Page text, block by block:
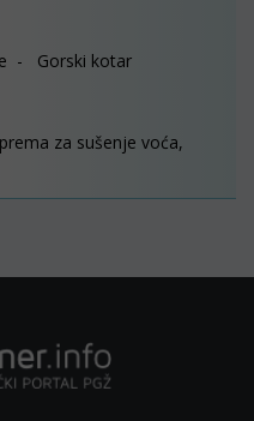
- Gorski kotar
za sušenje voća,